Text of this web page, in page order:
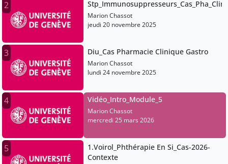
2
Marion Chassot
jeudi 20 novembre 2025
3 Diu_Cas Pharmacie Clinique Gastro
Marion Chassot
lundi 24 novembre 2025
4 Vidéo_Intro_Module_5
Marion Chassot
mercredi 25 mars 2026
5
1.Voirol_Phthérapie En Si_Cas-2026-
Contexte